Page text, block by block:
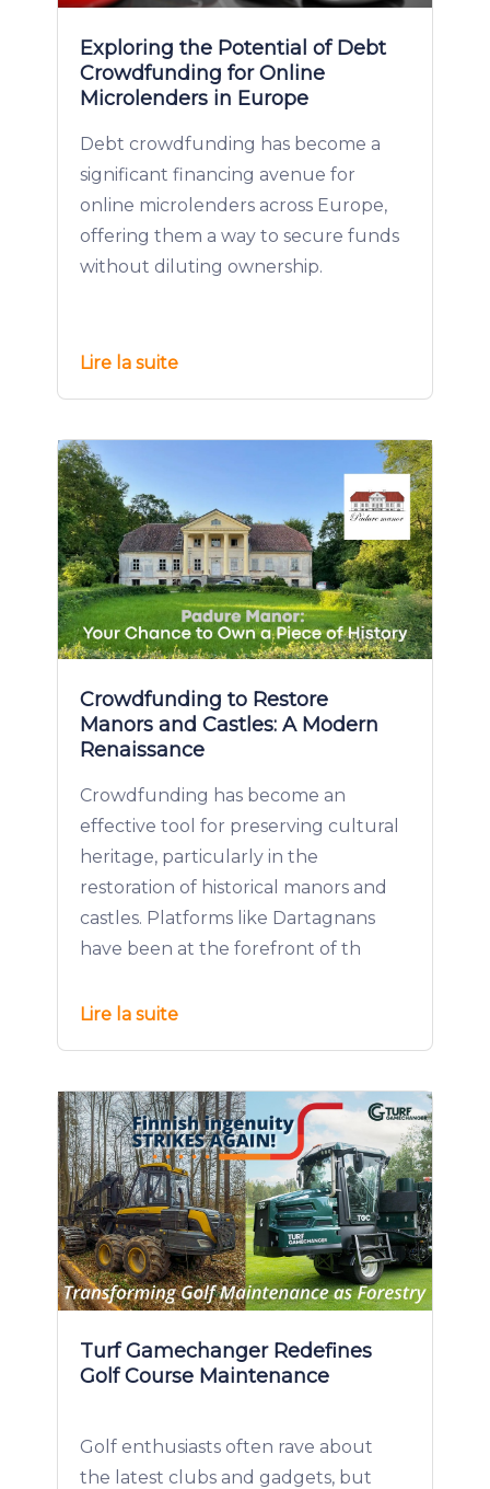
Exploring the Potential of Debt
Crowdfunding for Online
Microlenders in Europe
Debt crowdfunding has become a
significant financing avenue for
online microlenders across Europe,
offering them a way to secure funds
without diluting ownership.
Lire la suite
Crowdfunding to Restore
Manors and Castles: A Modern
Renaissance
Crowdfunding has become an
effective tool for preserving cultural
heritage, particularly in the
restoration of historical manors and
castles. Platforms like Dartagnans
have been at the forefront of th
Lire la suite
Turf Gamechanger Redefines
Golf Course Maintenance
Golf enthusiasts often rave about
the latest clubs and gadgets, but